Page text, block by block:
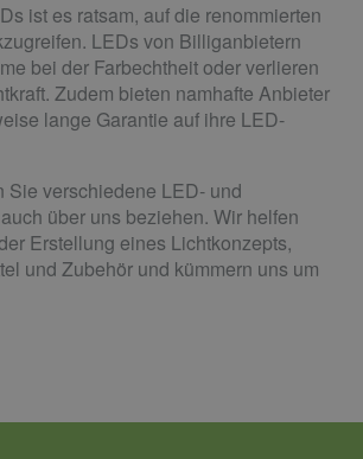
ist es ratsam, auf die renommierten
LEDs von Billiganbietern
bei der Farbechtheit oder verlieren
Zudem bieten namhafte Anbieter
lange Garantie auf ihre LED-
Sie verschiedene LED- und
über uns beziehen. Wir helfen
Erstellung eines Lichtkonzepts,
und Zubehör und kümmern uns um